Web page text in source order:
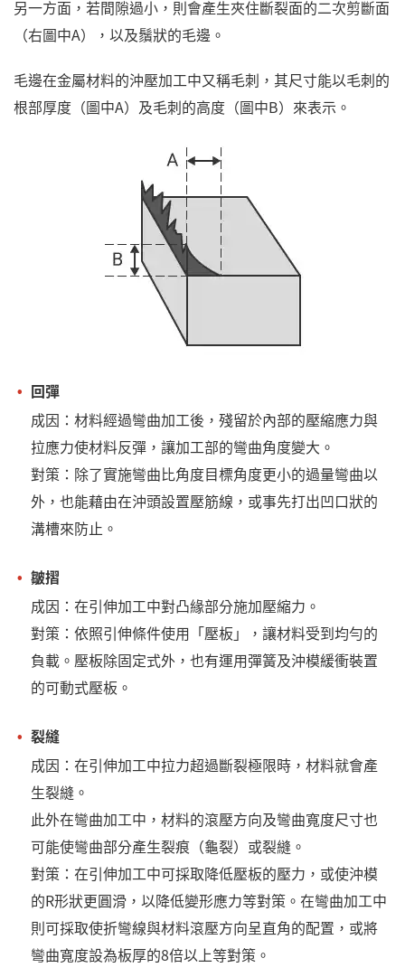
另一方面，若間隙過小，則會產生夾住斷裂面的二次剪斷面
（右圖中A），以及鬚狀的毛邊。
毛邊在金屬材料的沖壓加工中又稱毛刺，其尺寸能以毛刺的
根部厚度（圖中A）及毛刺的高度（圖中B）來表示。
回彈
成因：材料經過彎曲加工後，殘留於內部的壓縮應力與
拉應力使材料反彈，讓加工部的彎曲角度變大。
對策：除了實施彎曲比角度目標角度更小的過量彎曲以
外，也能藉由在沖頭設置壓筋線，或事先打出凹口狀的
溝槽來防止。
皺摺
成因：在引伸加工中對凸緣部分施加壓縮力。
對策：依照引伸條件使用「壓板」，讓材料受到均勻的
負載。壓板除固定式外，也有運用彈簧及沖模緩衝裝置
的可動式壓板。
裂縫
成因：在引伸加工中拉力超過斷裂極限時，材料就會產
生裂縫。
此外在彎曲加工中，材料的滾壓方向及彎曲寬度尺寸也
可能使彎曲部分產生裂痕（龜裂）或裂縫。
對策：在引伸加工中可採取降低壓板的壓力，或使沖模
的R形狀更圓滑，以降低變形應力等對策。在彎曲加工中
則可採取使折彎線與材料滾壓方向呈直角的配置，或將
彎曲寬度設為板厚的8倍以上等對策。